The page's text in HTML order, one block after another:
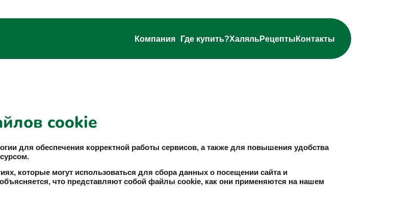
Компания Где купить?ХаляльРецепты Контакты
cookie
для обеспечения корректной работы сервисов, а также для повышения удобства
которые могут использоваться для сбора данных о посещении сайта и
что представляют собой файлы cookie, как они применяются на нашем